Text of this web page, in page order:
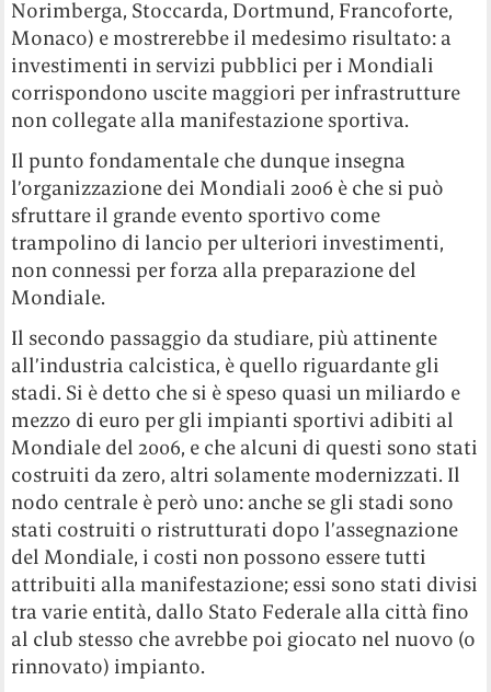
Norimberga, Stoccarda, Dortmund, Francoforte,
Monaco) e mostrerebbe il medesimo risultato: a
investimenti in servizi pubblici per i Mondiali
corrispondono uscite maggiori per infrastrutture
non collegate alla manifestazione sportiva.
Il punto fondamentale che dunque insegna
l’organizzazione dei Mondiali 2006 è che si può
sfruttare il grande evento sportivo come
trampolino di lancio per ulteriori investimenti,
non connessi per forza alla preparazione del
Mondiale.
Il secondo passaggio da studiare, più attinente
all’industria calcistica, è quello riguardante gli
stadi. Si è detto che si è speso quasi un miliardo e
mezzo di euro per gli impianti sportivi adibiti al
Mondiale del 2006, e che alcuni di questi sono stati
costruiti da zero, altri solamente modernizzati. Il
nodo centrale è però uno: anche se gli stadi sono
stati costruiti o ristrutturati dopo l’assegnazione
del Mondiale, i costi non possono essere tutti
attribuiti alla manifestazione; essi sono stati divisi
tra varie entità, dallo Stato Federale alla città fino
al club stesso che avrebbe poi giocato nel nuovo (o
rinnovato) impianto.